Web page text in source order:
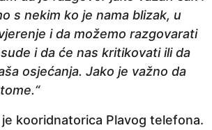
s nekim ko je nama blizak, u
i da možemo razgovarati
i da će nas kritikovati ili da
osjećanja. Jako je važno da
je kooridnatorica Plavog telefona.